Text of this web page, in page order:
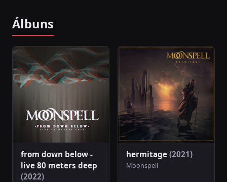
Álbuns
from down below -
live 80 meters deep
(2022)
hermitage (2021)
Moonspell